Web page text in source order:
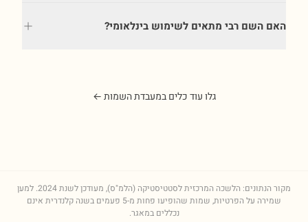
האם השם רבי מתאים לשימוש בינלאומי?
גלו עוד כלים במעבדת השמות ←
מקור הנתונים: הלשכה המרכזית לסטטיסטיקה (הלמ"ס), מעודכן לשנת2024. למען
שמירה על הפרטיות, שמות שהופיעו פחות מ-5 פעמים בשנה קלנדרית אינם
נכללים במאגר.